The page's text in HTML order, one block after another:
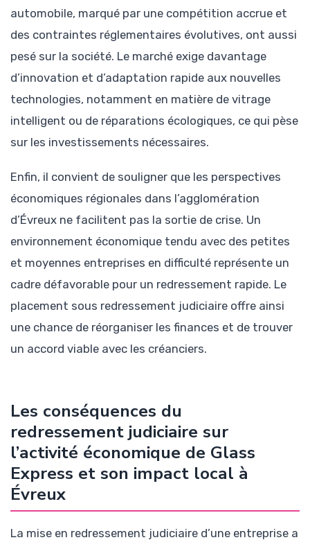
automobile, marqué par une compétition accrue et
des contraintes réglementaires évolutives, ont aussi
pesé sur la société. Le marché exige davantage
d’innovation et d’adaptation rapide aux nouvelles
technologies, notamment en matière de vitrage
intelligent ou de réparations écologiques, ce qui pèse
sur les investissements nécessaires.
Enfin, il convient de souligner que les perspectives
économiques régionales dans l’agglomération
d’Évreux ne facilitent pas la sortie de crise. Un
environnement économique tendu avec des petites
et moyennes entreprises en difficulté représente un
cadre défavorable pour un redressement rapide. Le
placement sous redressement judiciaire offre ainsi
une chance de réorganiser les finances et de trouver
un accord viable avec les créanciers.
Les conséquences du
redressement judiciaire sur
l’activité économique de Glass
Express et son impact local à
Évreux
La mise en redressement judiciaire d’une entreprise a